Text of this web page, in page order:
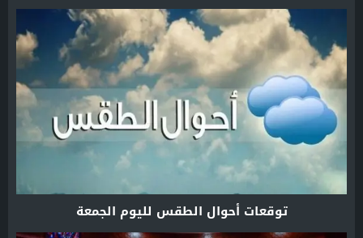
توقعات أحوال الطقس لليوم الجمعة